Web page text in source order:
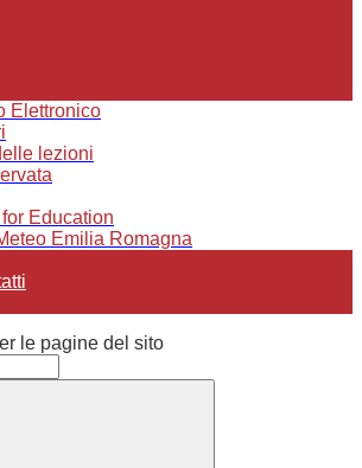
Elettronico
lezioni
Education
Emilia Romagna
le pagine del sito